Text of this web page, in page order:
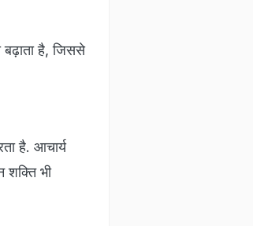
बढ़ाता है, जिससे
है. आचार्य
शक्ति भी